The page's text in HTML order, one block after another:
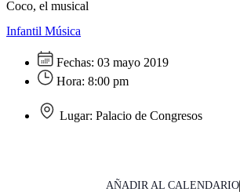
Coco, el musical
Infantil Música
Fechas: 03 mayo 2019
Hora: 8:00 pm
Lugar: Palacio de Congresos
AÑADIR AL CALENDARIO